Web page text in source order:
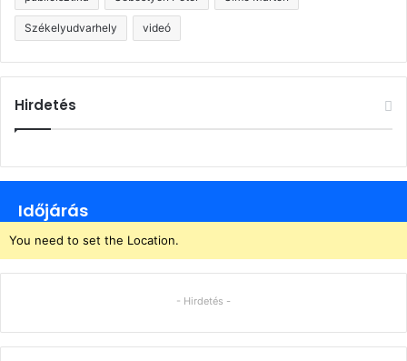
Székelyudvarhely videó
Hirdetés
Időjárás
You need to set the Location.
- Hirdetés -